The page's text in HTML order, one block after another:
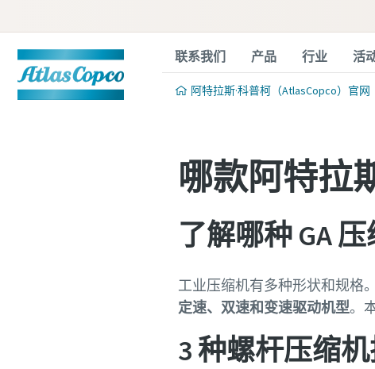
联系我们 产品 行业 活
阿特拉斯·科普柯（AtlasCopco）官网
哪款阿特拉
了解哪种 GA
工业压缩机有多种形状和规格
定速、双速和变速驱动机型。
3 种螺杆压缩